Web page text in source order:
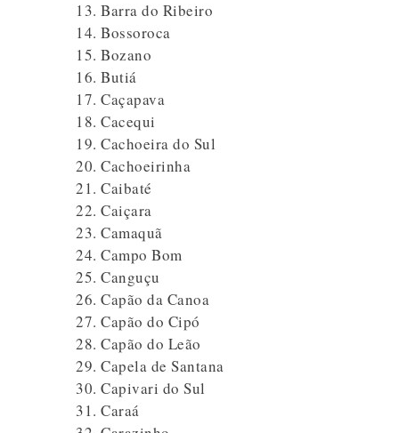
Barra do Ribeiro
Bossoroca
Bozano
Butiá
Caçapava
Cacequi
Cachoeira do Sul
Cachoeirinha
Caibaté
Caiçara
Camaquã
Campo Bom
Canguçu
Capão da Canoa
Capão do Cipó
Capão do Leão
Capela de Santana
Capivari do Sul
Caraá